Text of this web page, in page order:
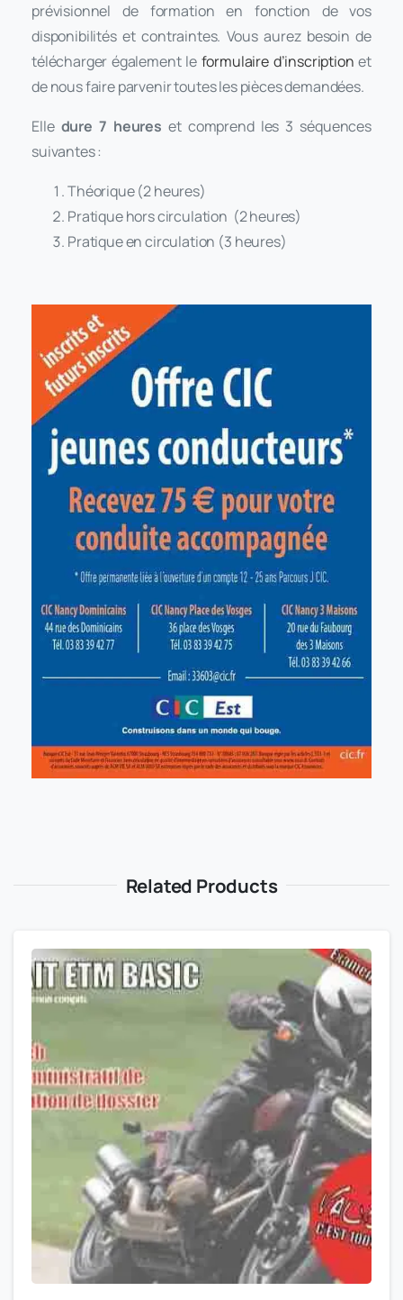
prévisionnel de formation en fonction de vos
disponibilités et contraintes. Vous aurez besoin de
télécharger également le formulaire d’inscription et
de nous faire parvenir toutes les pièces demandées.
Elle dure 7 heures et comprend les 3 séquences
suivantes :
Théorique (2 heures)
Pratique hors circulation (2 heures)
Pratique en circulation (3 heures)
Related Products